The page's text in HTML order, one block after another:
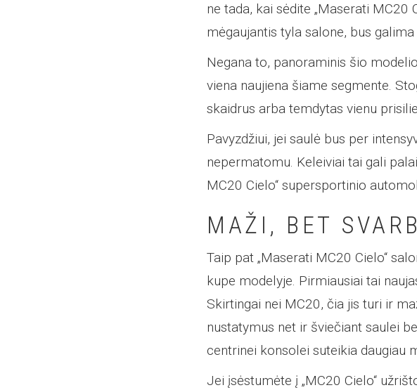
ne tada, kai sėdite „Maserati MC20
mėgaujantis tyla salone, bus
Negana to, panoraminis šio
viena naujiena šiame segmente.
skaidrus arba temdytas vienu
Pavyzdžiui, jei saulė bus per
nepermatomu. Keleiviai tai gali
MC20 Cielo“ supersportinio
MAŽI, BET
Taip pat „Maserati MC20 Cielo“
kupe modelyje. Pirmiausiai tai
Skirtingai nei MC20, čia jis turi ir
nustatymus net ir šviečiant saulei
centrinei konsolei suteikia daugiau
Jei įsėstumėte į „MC20 Cielo“